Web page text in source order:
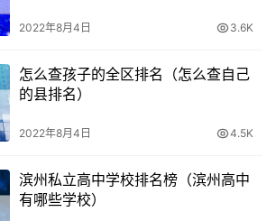
2022年8月4日 3.6K
怎么查孩子的全区排名（怎么查自己
的县排名）
2022年8月4日 4.5K
滨州私立高中学校排名榜（滨州高中
有哪些学校）